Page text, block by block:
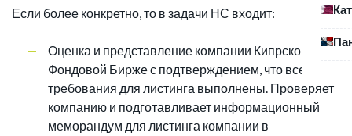
Если более конкретно, то в задачи НС входит:
Оценка и представление компании Кипрской
Фондовой Бирже с подтверждением, что все
требования для листинга выполнены. Проверяет
компанию и подготавливает информационный
меморандум для листинга компании в